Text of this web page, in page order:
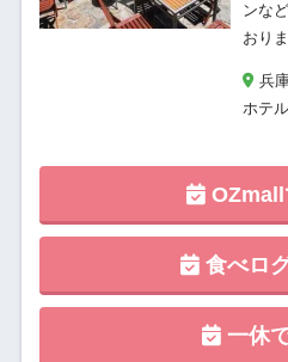
ンな
おり
兵
ホテ
OZmall
食べロ
一休